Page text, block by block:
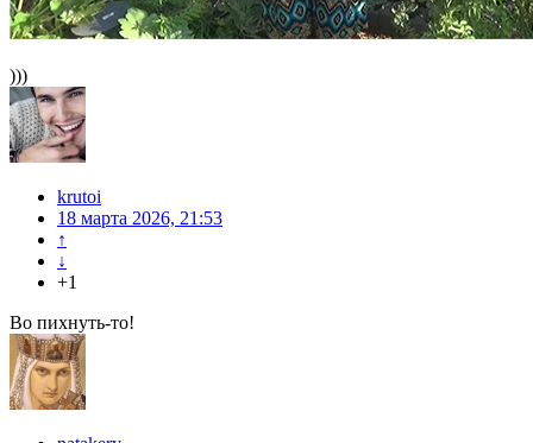
)))
krutoi
18 марта 2026, 21:53
↑
↓
+1
Во пихнуть-то!